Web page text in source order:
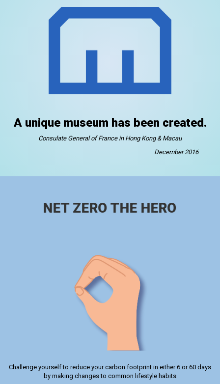
A unique museum has been created.
Consulate General of France in Hong Kong & Macau
December 2016
NET ZERO THE HERO
Challenge yourself to reduce your carbon footprint in either 6 or 60 days
by making changes to common lifestyle habits